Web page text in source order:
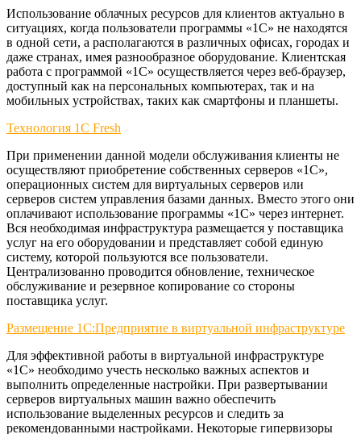
Использование облачных ресурсов для клиентов актуально в
ситуациях, когда пользователи программы «1С» не находятся
в одной сети, а располагаются в различных офисах, городах и
даже странах, имея разнообразное оборудование. Клиентская
работа с программой «1С» осуществляется через веб-браузер,
доступный как на персональных компьютерах, так и на
мобильных устройствах, таких как смартфоны и планшеты.
Технология 1C Fresh
При применении данной модели обслуживания клиенты не
осуществляют приобретение собственных серверов «1С»,
операционных систем для виртуальных серверов или
серверов систем управления базами данных. Вместо этого они
оплачивают использование программы «1С» через интернет.
Вся необходимая инфраструктура размещается у поставщика
услуг на его оборудовании и представляет собой единую
систему, которой пользуются все пользователи.
Централизованно проводится обновление, техническое
обслуживание и резервное копирование со стороны
поставщика услуг.
Размещение 1С:Предприятие в виртуальной инфраструктуре
Для эффективной работы в виртуальной инфраструктуре
«1С» необходимо учесть несколько важных аспектов и
выполнить определенные настройки. При развертывании
серверов виртуальных машин важно обеспечить
использование выделенных ресурсов и следить за
рекомендованными настройками. Некоторые гипервизоры